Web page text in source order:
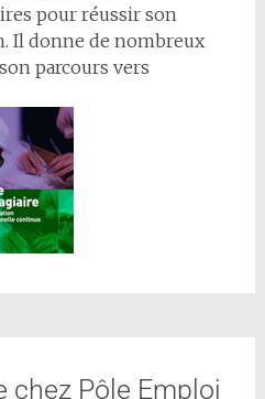
pour réussir son
Il donne de nombreux
parcours vers
chez Pôle Emploi